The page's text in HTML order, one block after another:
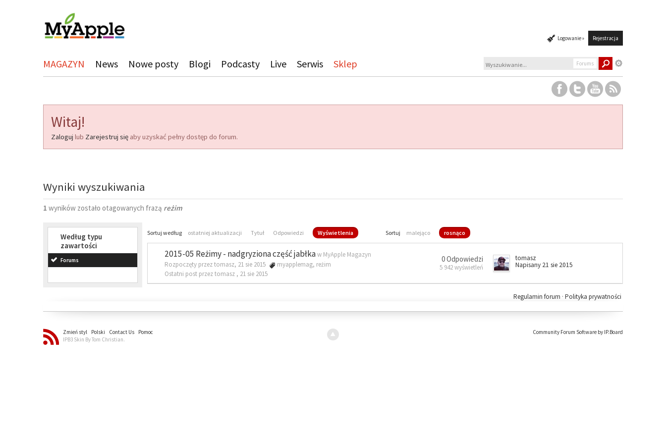
Logowanie » Rejestracja
MAGAZYN News Nowe posty Blogi Podcasty Live Serwis Sklep Forums
Witaj!
Zaloguj lub Zarejestruj się aby uzyskać pełny dostęp do forum.
Wyniki wyszukiwania
1 wyników zostało otagowanych frazą reżim
Według typu
zawartości
Forums
Sortuj według ostatniej aktualizacji Tytuł Odpowiedzi Wyświetlenia Sortuj malejąco rosnąco
2015-05 Reżimy - nadgryziona część jabłkaw MyApple Magazyn
Rozpoczęty przez tomasz, 21 sie 2015
myapplemag, reżim
Ostatni post przez tomasz , 21 sie 2015
0 Odpowiedzi
5 942 wyświetleń
tomasz
Napisany 21 sie 2015
Polityka prywatności
Regulamin forum ·
Zmień styl Polski Contact Us
Pomoc
IPB3 Skin By Tom Christian.
Community Forum Software by IP.Board